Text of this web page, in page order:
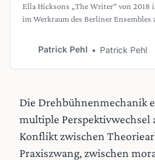
Ella Hicksons „The Writer“ von 2018
im Werkraum des Berliner Ensembles
Stück über das Schreiben – es ist ein
Grenzen des konventionellen Theaters
Dramatikerin die Form des „Well-
Play“. Das
Patrick Pehl Patrick Pehl
Die Drehbühnenmechanik
multiple Perspektivwechsel
Konflikt zwischen
Praxiszwang, zwischen